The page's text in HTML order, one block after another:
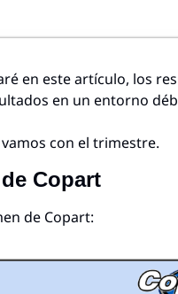
en este artículo, los
en un entorno
con el trimestre.
Copart
de Copart: